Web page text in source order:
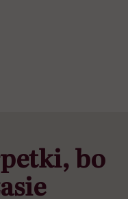
bo